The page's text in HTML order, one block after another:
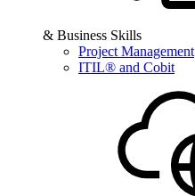
& Business Skills
Project Management
ITIL® and Cobit